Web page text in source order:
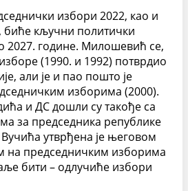
избори 2022, као и
биће кључни политички
2027. године. Милошевић се,
(1990. и 1992) потврдио
али је и пао пошто је
изборима (2000).
и ДС дошли су такође са
за председника републике
утврђена је његовом
на председничким изборима
бити – одлучиће избори